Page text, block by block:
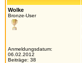
Wolke
Bronze-User
Anmeldungsdatum:
06.02.2012
Beiträge: 38